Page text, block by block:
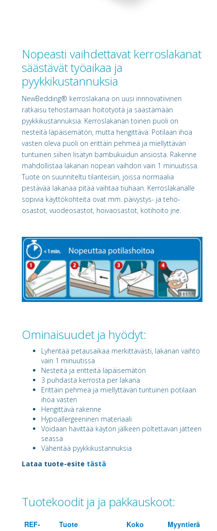
Nopeasti vaihdettavat kerroslakanat
säästävät työaikaa ja
pyykkikustannuksia
NewBedding® kerroslakana on uusi innnovatiivinen
ratkaisu tehostamaan hoitotyötä ja säästämään
pyykkikustannuksia. Kerroslakanan toinen puoli on
nesteitä läpäisemätön, mutta hengittävä. Potilaan ihoa
vasten oleva puoli on erittäin pehmeä ja miellyttävän
tuntuinen siihen lisätyn bambukuidun ansiosta. Rakenne
mahdollistaa lakanan nopean vaihdon vain 1 minuutissa.
Tuote on suunniteltu tilanteisiin, joissa normaalia
pestävää lakanaa pitää vaihtaa tiuhaan. Kerroslakanalle
sopivia käyttökohteita ovat mm. päivystys- ja teho-
osastot, vuodeosastot, hoivaosastot, kotihoito jne.
Ominaisuudet ja hyödyt:
Lyhentää petausaikaa merkittävästi, lakanan vaihto
vain 1 minuutissa
Nesteitä ja eritteitä läpäisemätön
3 puhdasta kerrosta per lakana
Erittäin pehmeä ja miellyttävän tuntuinen potilaan
ihoa vasten
Hengittävä rakenne
Hypoallergeeninen materiaali
Voidaan hävittää käytön jälkeen poltettavan jätteen
seassa
Vähentää pyykkikustannuksia
Lataa tuote-esite tästä
Tuotekoodit ja ja pakkauskoot:
REF-
Tuote Koko Myyntierä